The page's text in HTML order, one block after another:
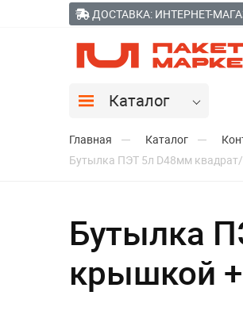
ДОСТАВКА: ИНТЕРНЕТ-
Каталог
Главная Каталог
Бутылка ПЭТ 5л D48мм
Бутылка
крышкой